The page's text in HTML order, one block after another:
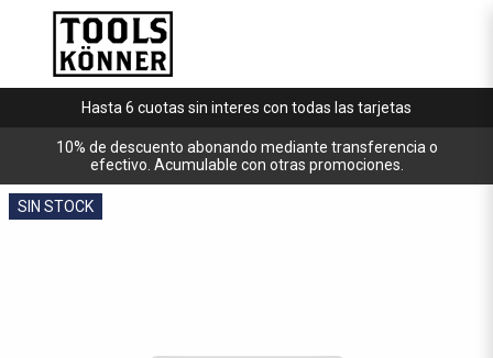
Hasta 6 cuotas sin interes con todas las tarjetas
10% de descuento abonando mediante transferencia o
efectivo. Acumulable con otras promociones.
SIN STOCK